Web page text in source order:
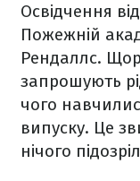
Освідчення
Пожежній
Рендаллс.
запрошують
чого
випуску. Це
нічого